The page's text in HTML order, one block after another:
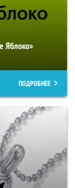
Яблоко»
ПОДРОБНЕЕ